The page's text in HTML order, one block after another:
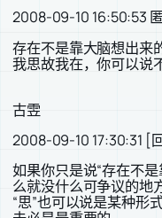
2008-09-10 16:50:53
存在不是靠大脑想出来
我思故我在，你可以说
古雴
2008-09-10 17:30:31 [
如果你只是说“存在不
么就没什么可争议的地
“思”也可以说是某种形